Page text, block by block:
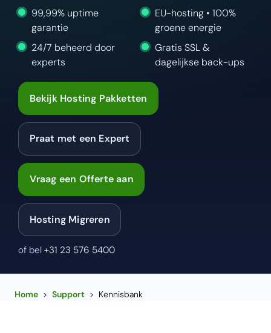
99,99% uptime
garantie
EU-hosting • 100%
groene energie
24/7 beheerd door
experts
Gratis SSL &
dagelijkse back-ups
Bekijk Hosting Pakketten
Praat met een Expert
Vraag een Offerte aan
Hosting Migreren
of bel +31 23 576 5400
Home > Support > Kennisbank